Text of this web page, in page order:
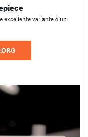
variante d’un